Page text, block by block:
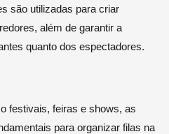
são utilizadas para criar
além de garantir a
quanto dos espectadores.
festivais, feiras e shows, as
para organizar filas na